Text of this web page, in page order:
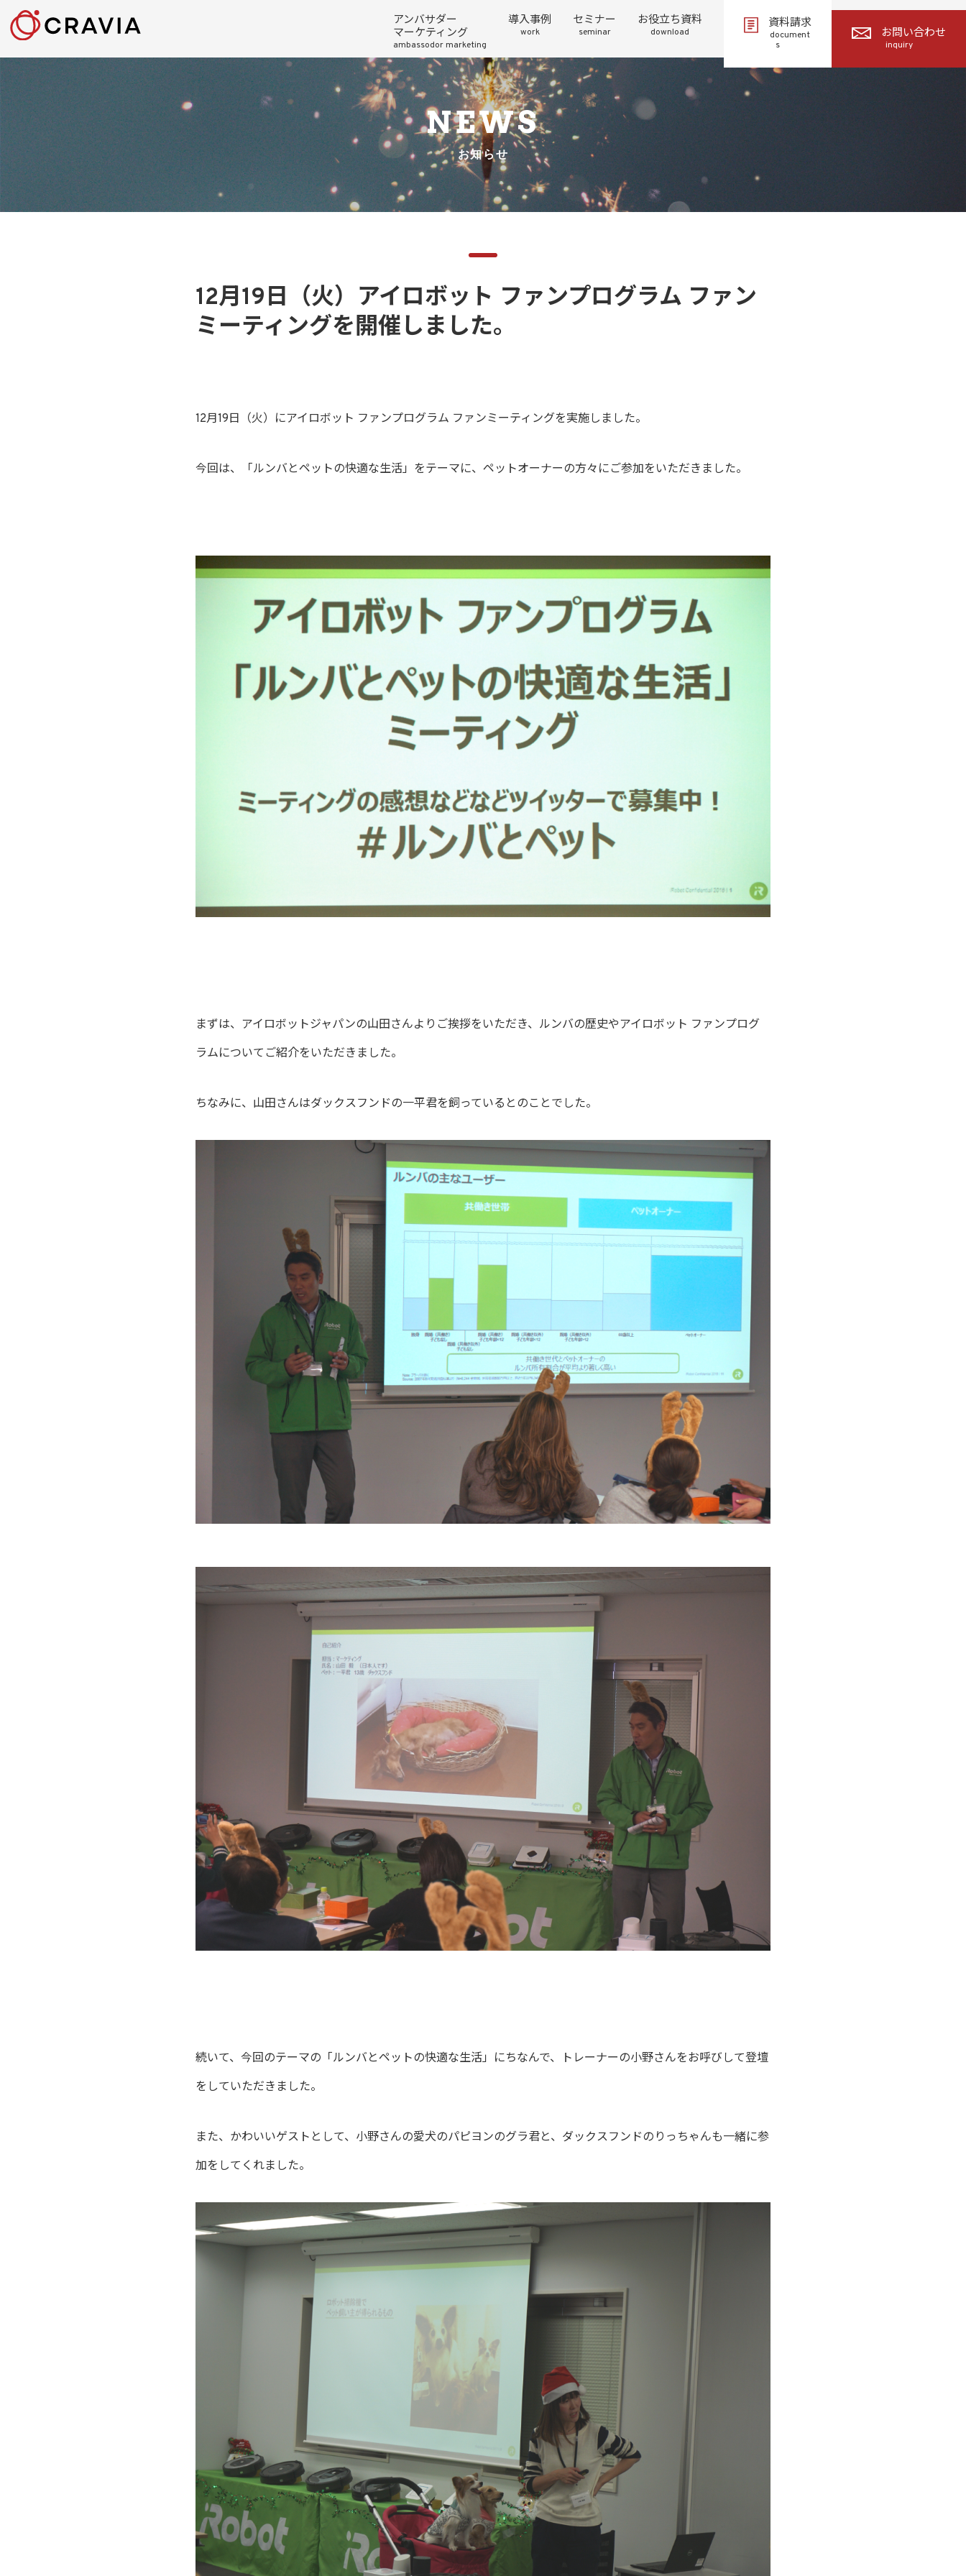
アンバサダー
マーケティング
ambassodor marketing
導入事例
work
セミナー
seminar
お役立ち資料
download
資料請求
document
s
お問い合わせ
inquiry
NEWS
お知らせ
12月19日（火）アイロボット ファンプログラム ファン
ミーティングを開催しました。
12月19日（火）にアイロボット ファンプログラム ファンミーティングを実施しました。
今回は、「ルンバとペットの快適な生活」をテーマに、ペットオーナーの方々にご参加をいただきました。
まずは、アイロボットジャパンの山田さんよりご挨拶をいただき、ルンバの歴史やアイロボット ファンプログ
ラムについてご紹介をいただきました。
ちなみに、山田さんはダックスフンドの一平君を飼っているとのことでした。
続いて、今回のテーマの「ルンバとペットの快適な生活」にちなんで、トレーナーの小野さんをお呼びして登壇
をしていただきました。
また、かわいいゲストとして、小野さんの愛犬のパピヨンのグラ君と、ダックスフンドのりっちゃんも一緒に参
加をしてくれました。